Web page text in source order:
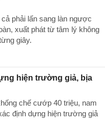
phải lấn sang làn ngược
xuất phát từ tâm lý không
giây.
hiện trường giả, bịa
chế cướp 40 triệu, nam
định dựng hiện trường giả